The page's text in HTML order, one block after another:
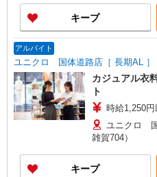
キープ
アルバイト
ユニクロ 国体道路店［ 長期AL ］
カジュアル衣
ト
時給1,250円
ユニクロ
雑賀704）
キープ